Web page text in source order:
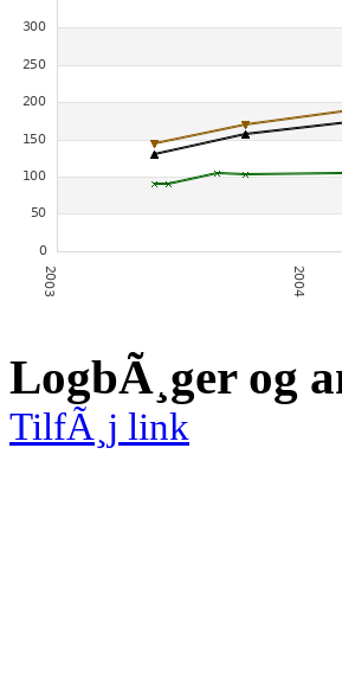
LogbÃ¸ger og
TilfÃ¸j link